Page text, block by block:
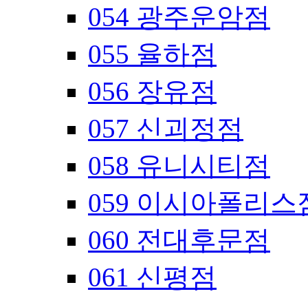
054 광주운암점
055 율하점
056 장유점
057 신괴정점
058 유니시티점
059 이시아폴리스
060 전대후문점
061 신평점